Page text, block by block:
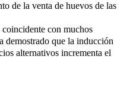
de la venta de huevos de las
con muchos
demostrado que la inducción
alternativos incrementa el